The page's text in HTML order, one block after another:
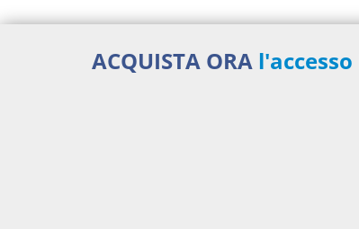
ACQUISTA ORA l'accesso